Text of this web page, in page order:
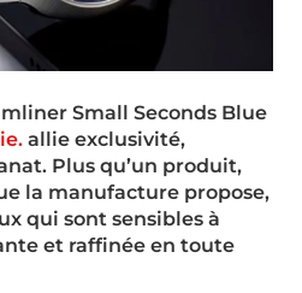
Small Seconds Blue
allie exclusivité,
Plus qu’un produit,
la manufacture propose,
qui sont sensibles à
et raffinée en toute